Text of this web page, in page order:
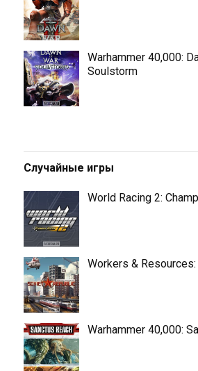
Warhammer 40,000:
Soulstorm
Случайные игры
World Racing 2:
Workers &
Warhammer 40,000: